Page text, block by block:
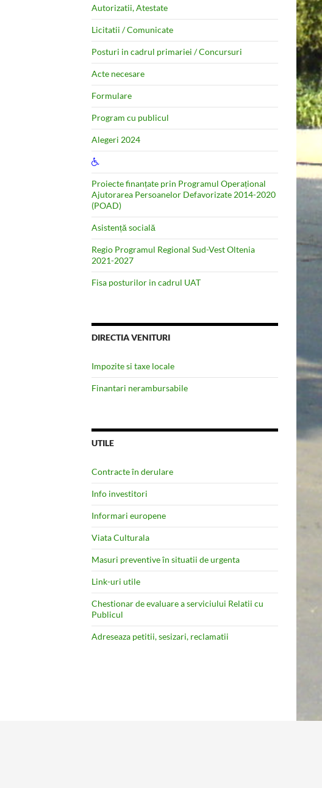
Autorizatii, Atestate
Licitatii / Comunicate
Posturi in cadrul primariei / Concursuri
Acte necesare
Formulare
Program cu publicul
Alegeri 2024
Proiecte finanțate prin Programul Operațional
Ajutorarea Persoanelor Defavorizate 2014-2020
(POAD)
Asistență socială
Regio Programul Regional Sud-Vest Oltenia
2021-2027
Fisa posturilor in cadrul UAT
DIRECTIA VENITURI
Impozite si taxe locale
Finantari nerambursabile
UTILE
Contracte în derulare
Info investitori
Informari europene
Viata Culturala
Masuri preventive în situatii de urgenta
Link-uri utile
Chestionar de evaluare a serviciului Relatii cu
Publicul
Adreseaza petitii, sesizari, reclamatii